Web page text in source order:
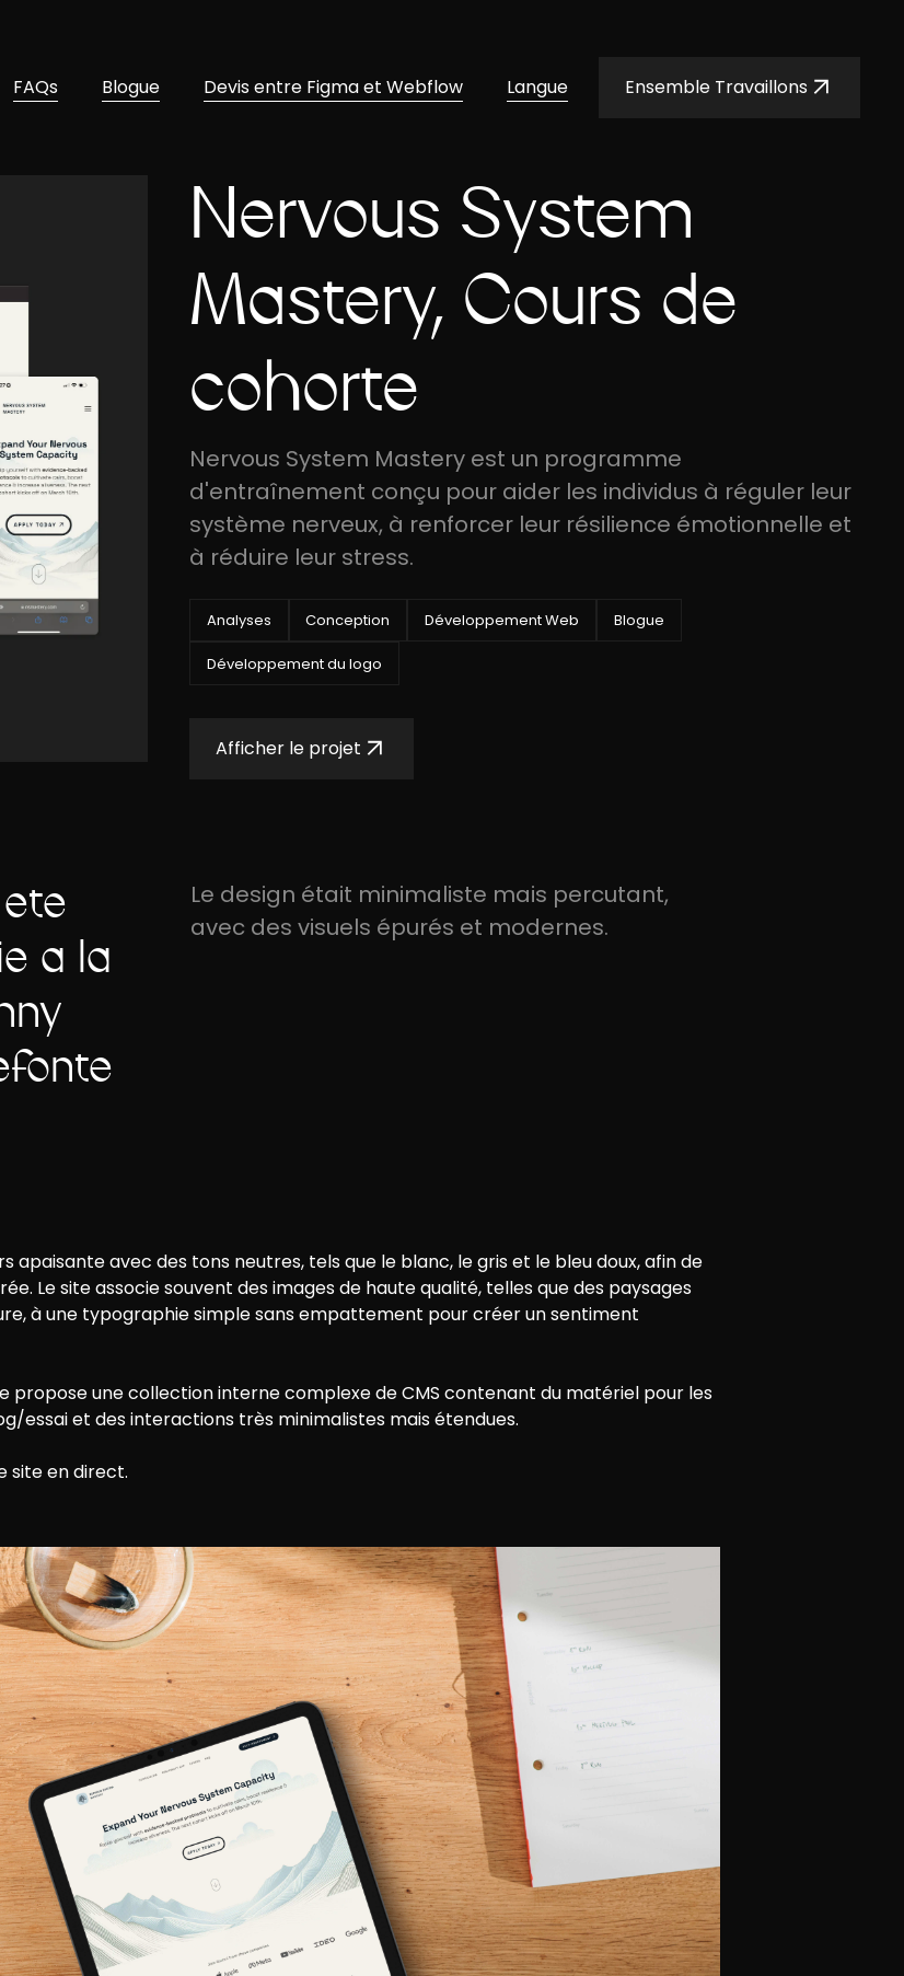
FAQs Blogue Devis entre Figma et Webflow Langue Ensemble Travaillons
Nervous System
Mastery, Cours de
cohorte
Nervous System Mastery est un programme
d'entraînement conçu pour aider les individus à réguler leur
système nerveux, à renforcer leur résilience émotionnelle et
à réduire leur stress.
Analyses Conception Développement Web Blogue
Développement du logo
Afficher le projet
à la
Le design était minimaliste mais percutant,
avec des visuels épurés et modernes.
apaisante avec des tons neutres, tels que le blanc, le gris et le bleu doux, afin de
Le site associe souvent des images de haute qualité, telles que des paysages
à une typographie simple sans empattement pour créer un sentiment
propose une collection interne complexe de CMS contenant du matériel pour les
essai et des interactions très minimalistes mais étendues.
site en direct.